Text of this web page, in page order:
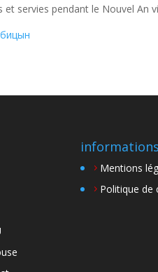
et servies pendant le Nouvel An
informations
Mentions
Politique de